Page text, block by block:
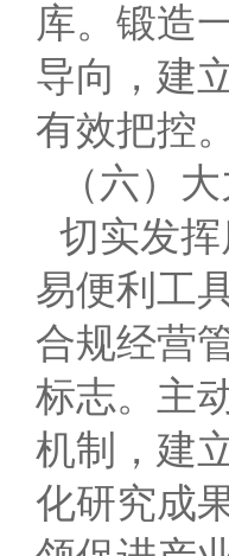
库。锻造
导向，建
有效把控
（六）
切实发
易便利工
合规经营
标志。主
机制，建
化研究成